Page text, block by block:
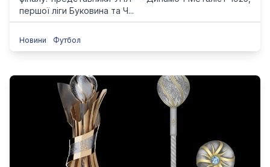
першої ліги Буковина та Ч...
Новини Футбол